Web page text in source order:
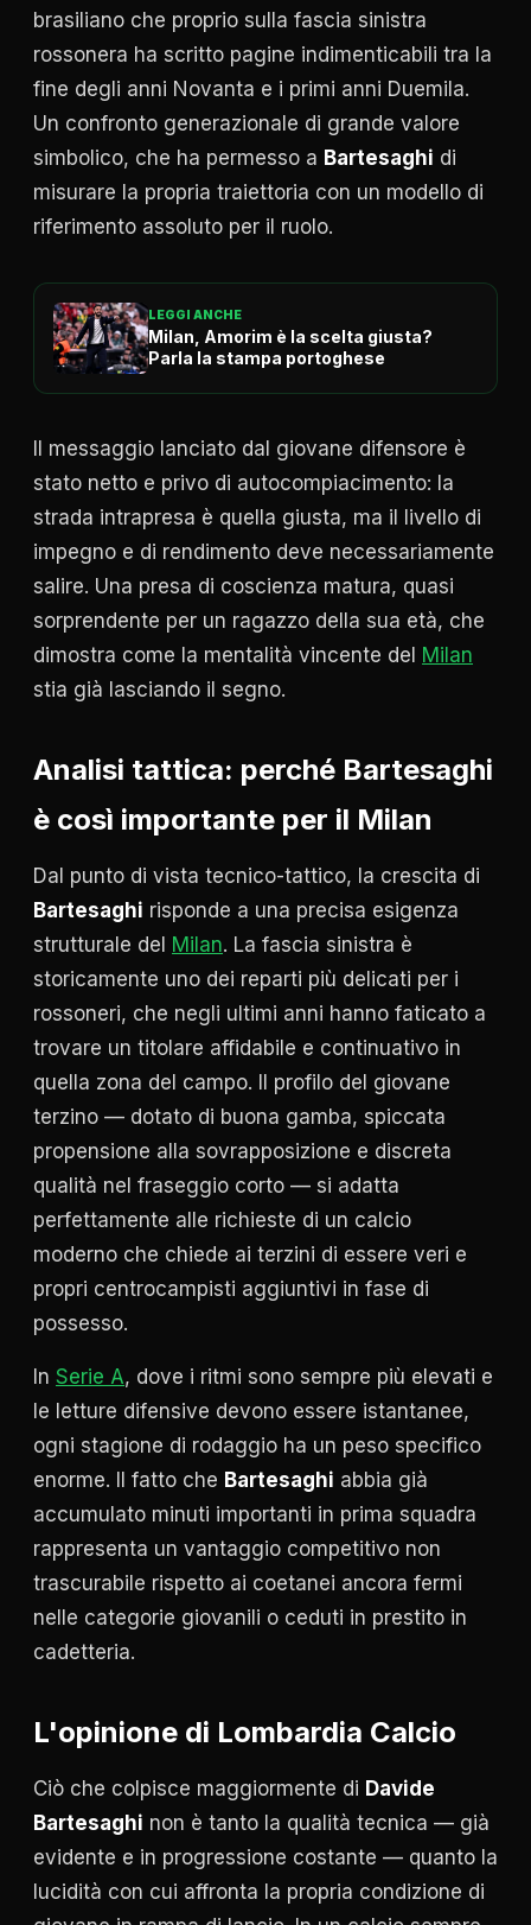
brasiliano che proprio sulla fascia sinistra
rossonera ha scritto pagine indimenticabili tra la
fine degli anni Novanta e i primi anni Duemila.
Un confronto generazionale di grande valore
simbolico, che ha permesso a Bartesaghi di
misurare la propria traiettoria con un modello di
riferimento assoluto per il ruolo.
LEGGI ANCHE
Milan, Amorim è la scelta giusta?
Parla la stampa portoghese
Il messaggio lanciato dal giovane difensore è
stato netto e privo di autocompiacimento: la
strada intrapresa è quella giusta, ma il livello di
impegno e di rendimento deve necessariamente
salire. Una presa di coscienza matura, quasi
sorprendente per un ragazzo della sua età, che
dimostra come la mentalità vincente del Milan
stia già lasciando il segno.
Analisi tattica: perché Bartesaghi
è così importante per il Milan
Dal punto di vista tecnico-tattico, la crescita di
Bartesaghi risponde a una precisa esigenza
strutturale del Milan. La fascia sinistra è
storicamente uno dei reparti più delicati per i
rossoneri, che negli ultimi anni hanno faticato a
trovare un titolare affidabile e continuativo in
quella zona del campo. Il profilo del giovane
terzino — dotato di buona gamba, spiccata
propensione alla sovrapposizione e discreta
qualità nel fraseggio corto — si adatta
perfettamente alle richieste di un calcio
moderno che chiede ai terzini di essere veri e
propri centrocampisti aggiuntivi in fase di
possesso.
In Serie A, dove i ritmi sono sempre più elevati e
le letture difensive devono essere istantanee,
ogni stagione di rodaggio ha un peso specifico
enorme. Il fatto che Bartesaghi abbia già
accumulato minuti importanti in prima squadra
rappresenta un vantaggio competitivo non
trascurabile rispetto ai coetanei ancora fermi
nelle categorie giovanili o ceduti in prestito in
cadetteria.
L'opinione di Lombardia Calcio
Ciò che colpisce maggiormente di Davide
Bartesaghi non è tanto la qualità tecnica — già
evidente e in progressione costante — quanto la
lucidità con cui affronta la propria condizione di